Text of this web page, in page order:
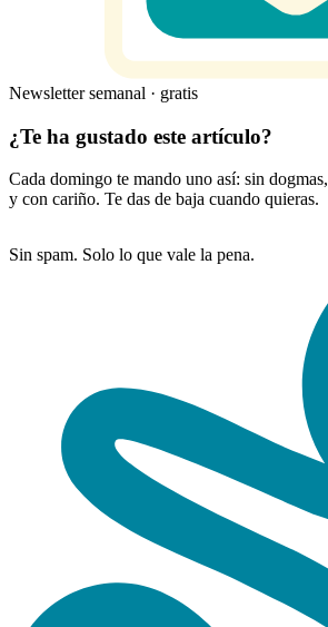
Newsletter semanal · gratis
¿Te ha gustado este artículo?
Cada domingo te mando uno así: sin
y con cariño. Te das de baja cuando quieras.
Sin spam. Solo lo que vale la pena.